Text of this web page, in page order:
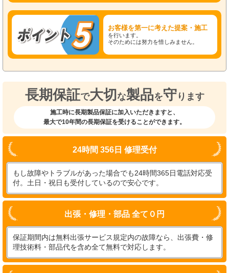
お客様を第一に考えた提案・施工
を行います。
そのためには努力を惜しみません。
長期保証で大切 な製品を守 ります
施工時に長期製品保証に加入いただきますと、
最大で10年間の長期保証を受けることができます。
24時間 356日 修理受付
もし故障やトラブルがあった場合でも24時間365日電話対応受
付。土日・祝日も受付しているので安心です。
出張・修理・部品 全て０円
保証期間内は無料出張サービス規定内の故障なら、出張費・修
理技術料・部品代を含め全て無料で対応します。